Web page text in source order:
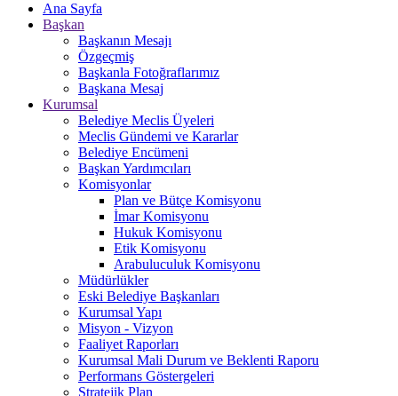
Ana Sayfa
Başkan
Başkanın Mesajı
Özgeçmiş
Başkanla Fotoğraflarımız
Başkana Mesaj
Kurumsal
Belediye Meclis Üyeleri
Meclis Gündemi ve Kararlar
Belediye Encümeni
Başkan Yardımcıları
Komisyonlar
Plan ve Bütçe Komisyonu
İmar Komisyonu
Hukuk Komisyonu
Etik Komisyonu
Arabuluculuk Komisyonu
Müdürlükler
Eski Belediye Başkanları
Kurumsal Yapı
Misyon - Vizyon
Faaliyet Raporları
Kurumsal Mali Durum ve Beklenti Raporu
Performans Göstergeleri
Stratejik Plan